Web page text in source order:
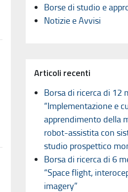
Borse di studio e
Notizie e Avvisi
Articoli recenti
Borsa di ricerca di 12
“Implementazione e
apprendimento della
robot-assistita con
studio prospettico
Borsa di ricerca di 6
“Space flight,
imagery”